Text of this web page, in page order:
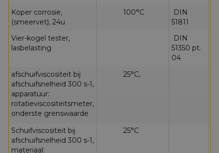
Koper corrosie,
(smeervet), 24u
100°C
DIN
51811
Vier-kogel tester,
lasbelasting
DIN
51350 pt.
04
afschuifviscositeit bij
afschuifsnelheid 300 s-1,
apparatuur:
rotatieviscositeitsmeter,
onderste grenswaarde
25°C,
Schuifviscositeit bij
afschuifsnelheid 300 s-1,
materiaal:
25°C